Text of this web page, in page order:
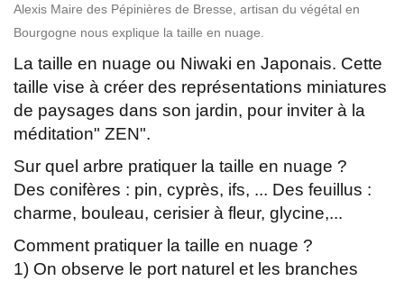
Alexis Maire des Pépinières de Bresse, artisan du végétal en
Bourgogne nous explique la taille en nuage.
La taille en nuage ou Niwaki en Japonais. Cette
taille vise à créer des représentations miniatures
de paysages dans son jardin, pour inviter à la
méditation" ZEN".
Sur quel arbre pratiquer la taille en nuage ?
Des conifères : pin, cyprès, ifs, ... Des feuillus :
charme, bouleau, cerisier à fleur, glycine,...
Comment pratiquer la taille en nuage ?
1) On observe le port naturel et les branches